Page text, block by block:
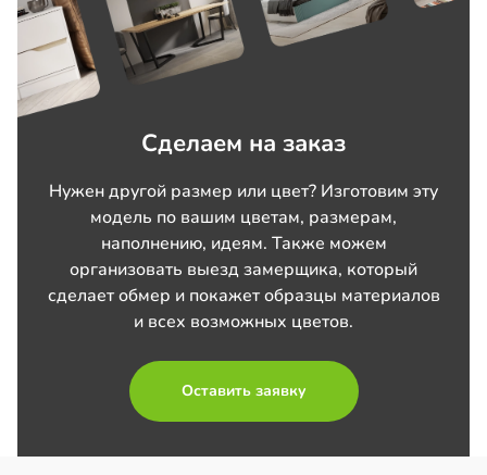
Сделаем на заказ
Нужен другой размер или цвет? Изготовим эту
модель по вашим цветам, размерам,
наполнению, идеям. Также можем
организовать выезд замерщика, который
сделает обмер и покажет образцы материалов
и всех возможных цветов.
Оставить заявку